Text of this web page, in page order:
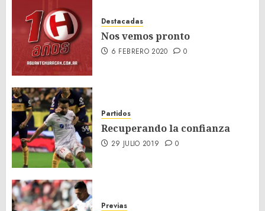
Destacadas
Nos vemos pronto
6 FEBRERO 2020 0
Partidos
Recuperando la confianza
29 JULIO 2019 0
Previas